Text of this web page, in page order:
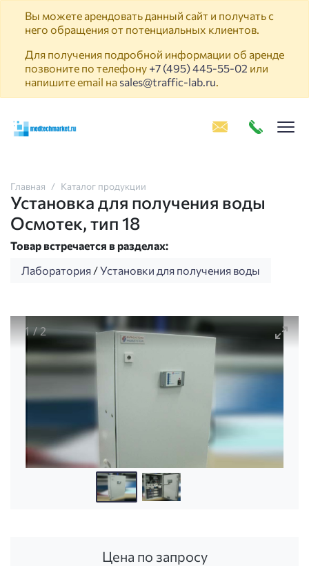
Вы можете арендовать данный сайт и получать с
него обращения от потенциальных клиентов.
Для получения подробной информации об аренде
позвоните по телефону +7 (495) 445-55-02 или
напишите email на sales@traffic-lab.ru.
Главная Каталог продукции
Установка для получения воды
Осмотек, тип 18
Товар встречается в разделах:
Лаборатория /Установки для получения воды
Установка для получения воды Осмотек, тип 18
1/2
Цена по запросу